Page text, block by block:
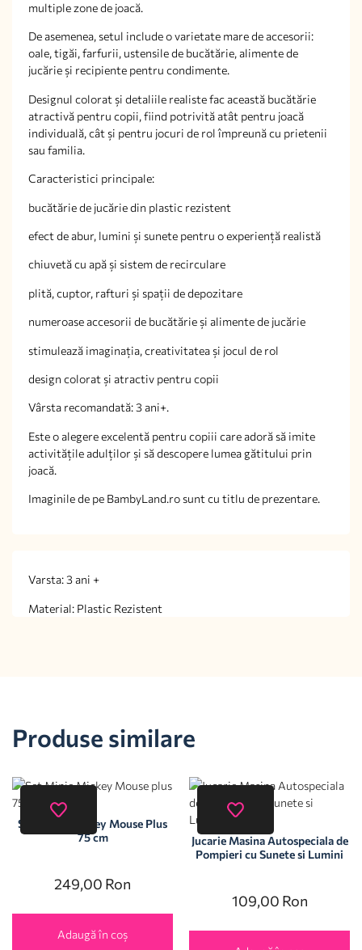
multiple zone de joacă.
De asemenea, setul include o varietate mare de accesorii:
oale, tigăi, farfurii, ustensile de bucătărie, alimente de
jucărie și recipiente pentru condimente.
Designul colorat și detaliile realiste fac această bucătărie
atractivă pentru copii, fiind potrivită atât pentru joacă
individuală, cât și pentru jocuri de rol împreună cu prietenii
sau familia.
Caracteristici principale:
bucătărie de jucărie din plastic rezistent
efect de abur, lumini și sunete pentru o experiență realistă
chiuvetă cu apă și sistem de recirculare
plită, cuptor, rafturi și spații de depozitare
numeroase accesorii de bucătărie și alimente de jucărie
stimulează imaginația, creativitatea și jocul de rol
design colorat și atractiv pentru copii
Vârsta recomandată: 3 ani+.
Este o alegere excelentă pentru copiii care adoră să imite
activitățile adulților și să descopere lumea gătitului prin
joacă.
Imaginile de pe BambyLand.ro sunt cu titlu de prezentare.
Varsta: 3 ani +
Material: Plastic Rezistent
Produse similare
Set Minie Mickey Mouse Plus
75 cm
249,00 Ron
Adaugă în coș
Jucarie Masina Autospeciala de
Pompieri cu Sunete si Lumini
109,00 Ron